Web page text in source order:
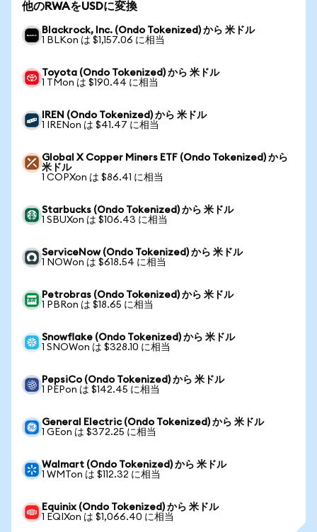
他のRWAをUSDに変換
Blackrock, Inc. (Ondo Tokenized) から 米ドル
1 BLKon は $1,157.06 に相当
Toyota (Ondo Tokenized) から 米ドル
1 TMon は $190.44 に相当
IREN (Ondo Tokenized) から 米ドル
1 IRENon は $41.47 に相当
Global X Copper Miners ETF (Ondo Tokenized) から
米ドル
1 COPXon は $86.41 に相当
Starbucks (Ondo Tokenized) から 米ドル
1 SBUXon は $106.43 に相当
ServiceNow (Ondo Tokenized) から 米ドル
1 NOWon は $618.54 に相当
Petrobras (Ondo Tokenized) から 米ドル
1 PBRon は $18.65 に相当
Snowflake (Ondo Tokenized) から 米ドル
1 SNOWon は $328.10 に相当
PepsiCo (Ondo Tokenized) から 米ドル
1 PEPon は $142.45 に相当
General Electric (Ondo Tokenized) から 米ドル
1 GEon は $372.25 に相当
Walmart (Ondo Tokenized) から 米ドル
1 WMTon は $112.32 に相当
Equinix (Ondo Tokenized) から 米ドル
1 EQIXon は $1,066.40 に相当